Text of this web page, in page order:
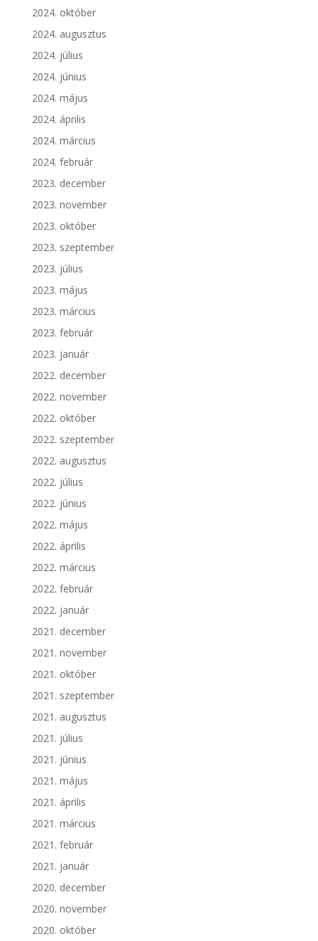
2024. október
2024. augusztus
2024. július
2024. június
2024. május
2024. április
2024. március
2024. február
2023. december
2023. november
2023. október
2023. szeptember
2023. július
2023. május
2023. március
2023. február
2023. január
2022. december
2022. november
2022. október
2022. szeptember
2022. augusztus
2022. július
2022. június
2022. május
2022. április
2022. március
2022. február
2022. január
2021. december
2021. november
2021. október
2021. szeptember
2021. augusztus
2021. július
2021. június
2021. május
2021. április
2021. március
2021. február
2021. január
2020. december
2020. november
2020. október